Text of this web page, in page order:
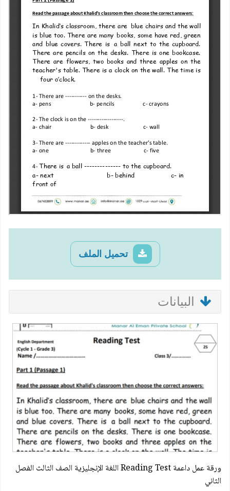
تحميل الملف
البيانات
ورقة عمل داعمة Reading Test اللغة الإنجليزية الصف الثالث الفصل
الثاني